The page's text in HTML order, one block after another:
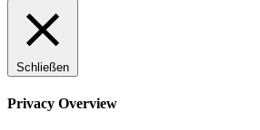
Schließen
Privacy Overview